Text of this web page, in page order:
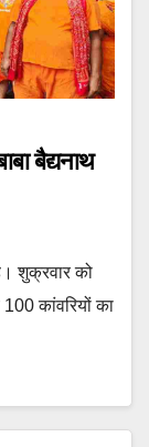
बैद्यनाथ
शुक्रवार को
कांवरियों का